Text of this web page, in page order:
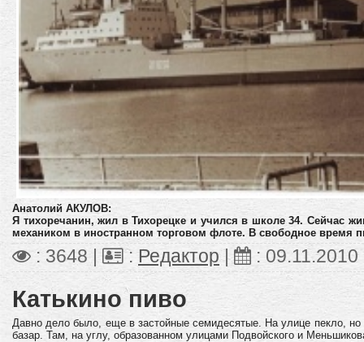
Анатолий АКУЛОВ:
Я тихоречанин, жил в Тихорецке и учился в школе 34. Сейчас
механиком в иностранном торговом флоте. В свободное время
: 3648 | : Редактор| : 09.11.2010
Катькино пиво
Давно дело было, еще взастойные семидесятые.
На улице пекло,
базар. Там, на углу, образованном улицами Подвойского и